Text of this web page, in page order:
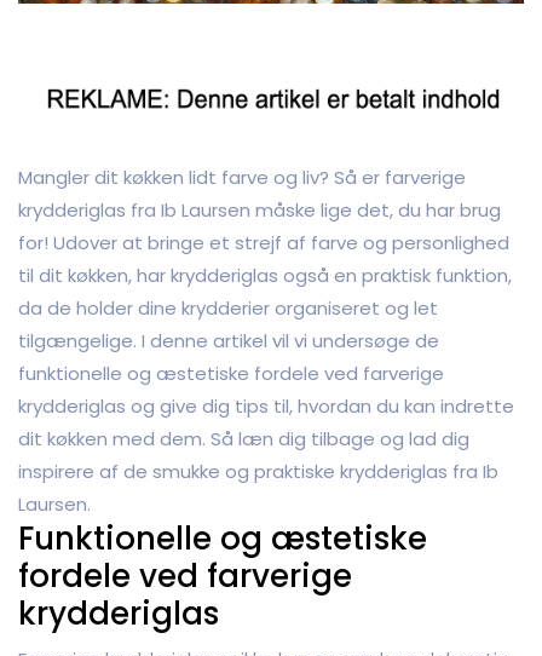
Mangler dit køkken lidt farve og liv? Så er farverige
krydderiglas fra Ib Laursen måske lige det, du har brug
for! Udover at bringe et strejf af farve og personlighed
til dit køkken, har krydderiglas også en praktisk funktion,
da de holder dine krydderier organiseret og let
tilgængelige. I denne artikel vil vi undersøge de
funktionelle og æstetiske fordele ved farverige
krydderiglas og give dig tips til, hvordan du kan indrette
dit køkken med dem. Så læn dig tilbage og lad dig
inspirere af de smukke og praktiske krydderiglas fra Ib
Laursen.
Funktionelle og æstetiske
fordele ved farverige
krydderiglas